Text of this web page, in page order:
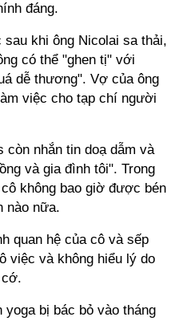
đáng.
khi ông Nicolai sa thải,
có thể "ghen tị" với
dễ thương". Vợ của ông
việc cho tạp chí người
nhắn tin doạ dẫm và
và gia đình tôi". Trong
không bao giờ được bén
nào nữa.
quan hệ của cô và sếp
việc và không hiểu lý do
bị bác bỏ vào tháng